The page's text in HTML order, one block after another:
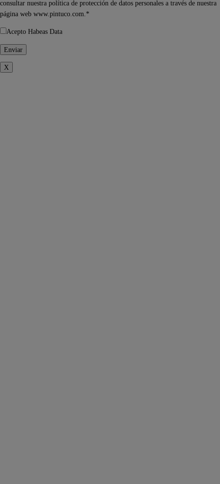
consultar nuestra política de protección de datos personales a través de nuestra
página web www.pintuco.com.*
Acepto Habeas Data
X